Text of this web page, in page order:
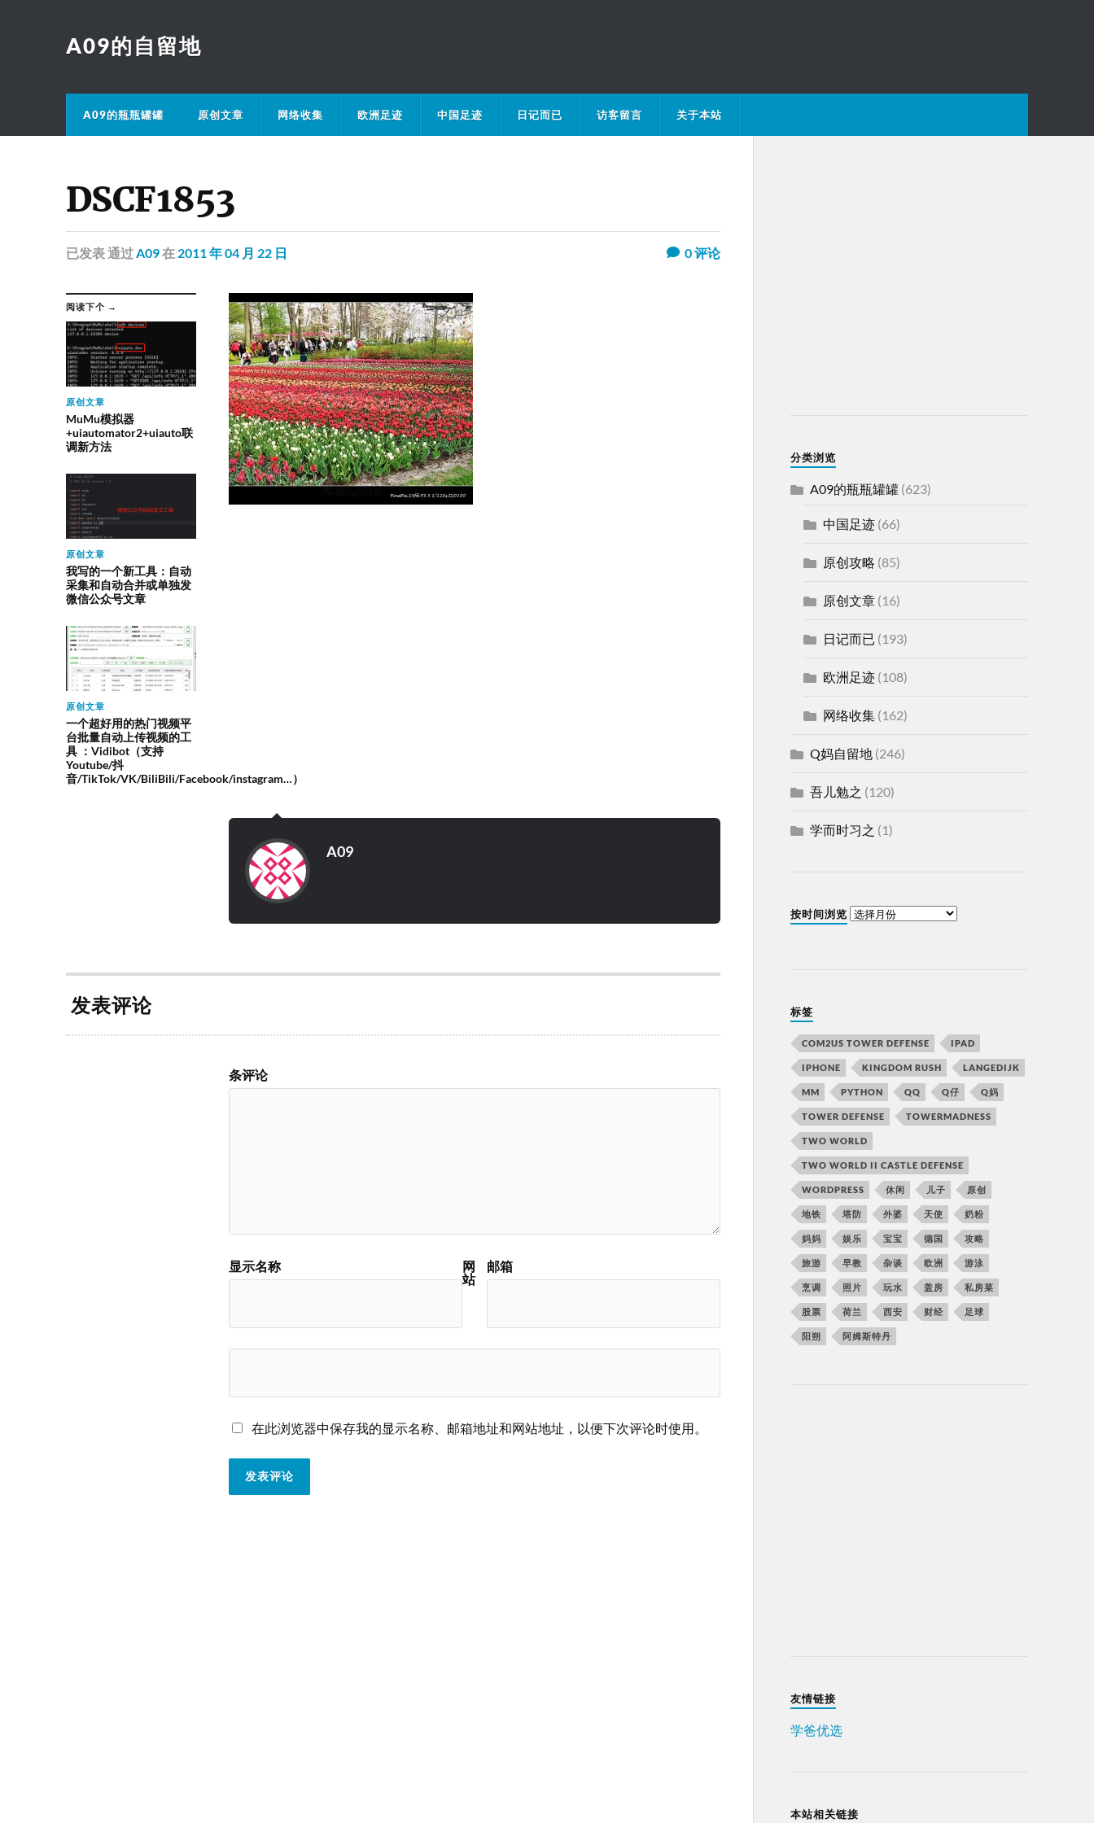
A09的自留地
A09的瓶瓶罐罐 原创文章 网络收集 欧洲足迹 中国足迹 日记而已 访客留言 关于本站
DSCF1853
已发表通过A09在 2011 年 04 月 22 日 0评论
阅读下个 →
原创文章
MuMu模拟器
+uiautomator2+uiauto联
调新方法
原创文章
我写的一个新工具：自动
采集和自动合并或单独发
微信公众号文章
原创文章
一个超好用的热门视频平
台批量自动上传视频的工
具 ：Vidibot（支持
Youtube/抖
音/TikTok/VK/BiliBili/Facebook/instagram…）
A09
发表评论
条评论
显示名称 邮箱
网
站
在此浏览器中保存我的显示名称、邮箱地址和网站地址，以便下次评论时使用。
分类浏览
A09的瓶瓶罐罐(623)
中国足迹(66)
原创攻略 (85)
原创文章(16)
日记而已 (193)
欧洲足迹(108)
网络收集(162)
Q妈自留地(246)
吾儿勉之 (120)
学而时习之 (1)
按时间浏览
标签
COM2US TOWER DEFENSE IPAD
IPHONE KINGDOM RUSH LANGEDIJK
MM PYTHON QQ Q仔 Q妈
TOWER DEFENSE TOWERMADNESS
TWO WORLD
TWO WORLD II CASTLE DEFENSE
WORDPRESS 休闲 儿子 原创
地铁 塔防 外婆 天使 奶粉
妈妈 娱乐 宝宝 德国 攻略
旅游 早教 杂谈 欧洲 游泳
烹调 照片 玩水 盖房 私房菜
股票 荷兰 西安 财经 足球
阳朔 阿姆斯特丹
友情链接
学爸优选
本站相关链接